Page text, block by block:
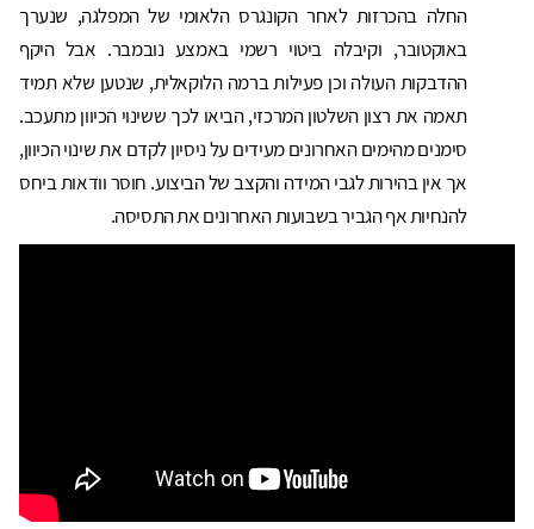
החלה בהכרזות לאחר הקונגרס הלאומי של המפלגה, שנערך
באוקטובר, וקיבלה ביטוי רשמי באמצע נובמבר. אבל היקף
ההדבקות העולה וכן פעילות ברמה הלוקאלית, שנטען שלא תמיד
תאמה את רצון השלטון המרכזי, הביאו לכך ששינוי הכיוון מתעכב.
סימנים מהימים האחרונים מעידים על ניסיון לקדם את שינוי הכיוון,
אך אין בהירות לגבי המידה והקצב של הביצוע. חוסר וודאות ביחס
להנחיות אף הגביר בשבועות האחרונים את התסיסה.